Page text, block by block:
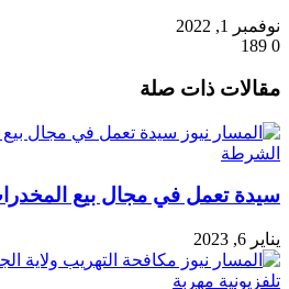
نوفمبر 1, 2022
0
عبر
مقالات ذات صلة
سيدة تعمل في مجال بيع
يناير 6, 2023